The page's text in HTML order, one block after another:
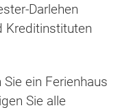
Darlehen
Kreditinstituten
ein Ferienhaus
Sie alle